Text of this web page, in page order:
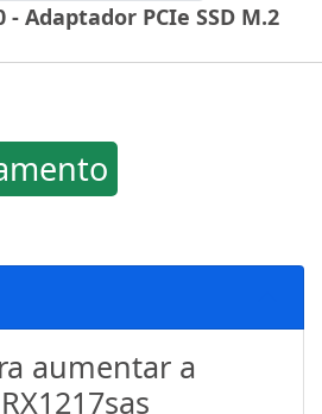
- Adaptador PCIe SSD M.2
aumentar a